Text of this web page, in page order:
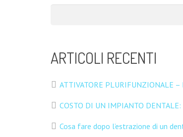
ARTICOLI RECENTI
ATTIVATORE PLURIFUNZIONALE –
COSTO DI UN IMPIANTO DENTALE:
Cosa fare dopo l’estrazione di un
Email:
CHI SIAMO
Pratico l’odontoiatria classica e
un’attenzione particolare alla parte